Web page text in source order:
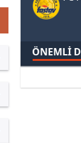
ÖNEMLI